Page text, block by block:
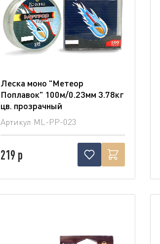
Леска моно "Метеор
Поплавок" 100м/0.23мм 3.78кг
цв. прозрачный
Артикул ML-PP-023
219 р